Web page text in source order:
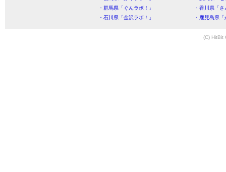
・群馬県「ぐんラボ！」
・香川県「
・石川県「金沢ラボ！」
・鹿児島県
(C) HitBit